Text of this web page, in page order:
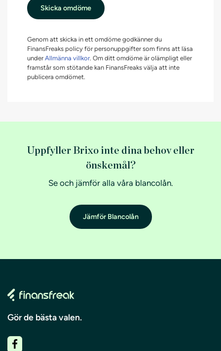
Skicka omdöme
Genom att skicka in ett omdöme godkänner du
FinansFreaks policy för personuppgifter som finns att läsa
underAllmänna villkor. Om ditt omdöme är olämpligt eller
framstår som stötande kan FinansFreaks välja att inte
publicera omdömet.
Uppfyller Brixo inte dina behov eller
önskemål?
Se och jämför alla våra blancolån.
Jämför Blancolån
Gör de bästa valen.